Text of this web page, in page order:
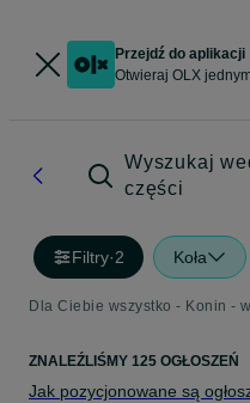
Przejdź do aplikacji
Otwieraj OLX
Wyszukaj
części
Filtry·2 Koła
Dla Ciebie wszystko - Konin -
ZNALEŹLIŚMY 125 OGŁOSZEŃ
Jak pozycjonowane są